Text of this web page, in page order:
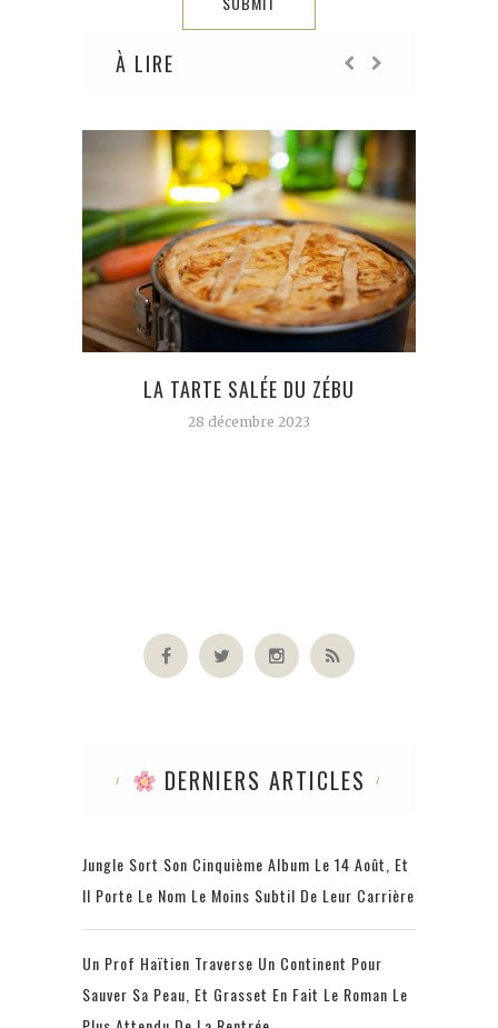
À LIRE
LA TARTE SALÉE DU ZÉBU
28 décembre 2023
DERNIERS ARTICLES
Jungle Sort Son Cinquième Album Le 14 Août, Et
Il Porte Le Nom Le Moins Subtil De Leur Carrière
Un Prof Haïtien Traverse Un Continent Pour
Sauver Sa Peau, Et Grasset En Fait Le Roman Le